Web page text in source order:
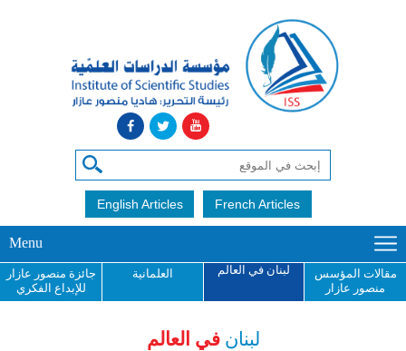
English Articles French Articles
Menu
مقالات المؤسس
منصور عازار
لبنان في العالم العلمانية
جائزة منصور عازار
للإبداع الفكري
لبنان في العالم